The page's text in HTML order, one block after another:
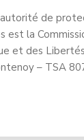
de
est la
et des
– TSA